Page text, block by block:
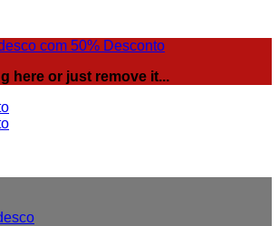
com 50% Desconto
here or just remove it...